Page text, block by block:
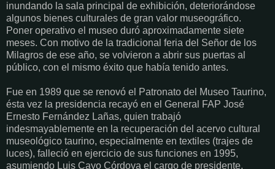
inundando la sala principal de exhibición, deteriorándose
algunos bienes culturales de gran valor museográfico.
Poner operativo el museo duró aproximadamente siete
meses. Con motivo de la tradicional feria del Señor de los
Milagros de ese año, se volvieron a abrir sus puertas al
público, con el mismo éxito que había tenido antes.
Fue en 1989 que se renovó el Patronato del Museo Taurino,
ésta vez la presidencia recayó en el General FAP José
Ernesto Fernández Lañas, quien trabajó
indesmayablemente en la recuperación del acervo cultural
museológico taurino, especialmente en textiles (trajes de
luces), falleció en ejercicio de sus funciones en 1995,
asumiendo Luis Cayo Córdova el cargo de presidente,